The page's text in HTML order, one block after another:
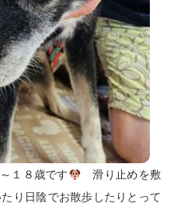
１８歳です
滑り止めを敷
り日陰でお散歩したりとって